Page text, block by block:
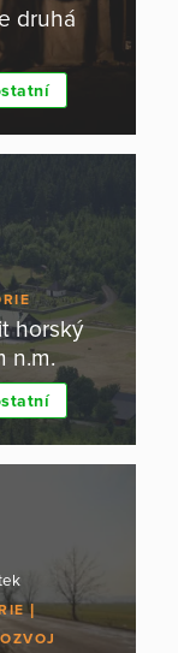
druhá
horský
n.m.